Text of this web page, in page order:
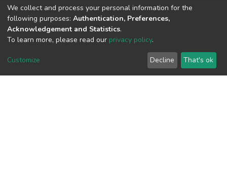
View metrics
We collect and process your personal information for the
following purposes: Authentication, Preferences,
Acknowledgement and Statistics.
To learn more, please read our privacy policy.
Customize Decline That's ok